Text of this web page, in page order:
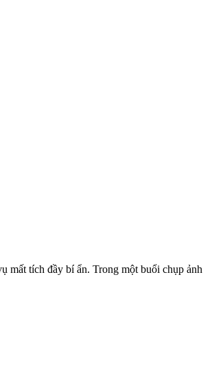
mất tích đầy bí ẩn. Trong một buổi chụp ảnh